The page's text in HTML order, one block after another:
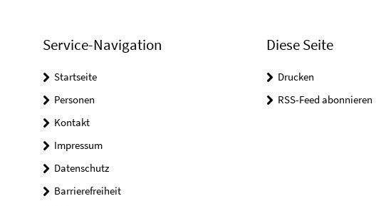
Service-Navigation
Startseite
Personen
Kontakt
Impressum
Datenschutz
Barrierefreiheit
Diese Seite
Drucken
RSS-Feed abonnieren